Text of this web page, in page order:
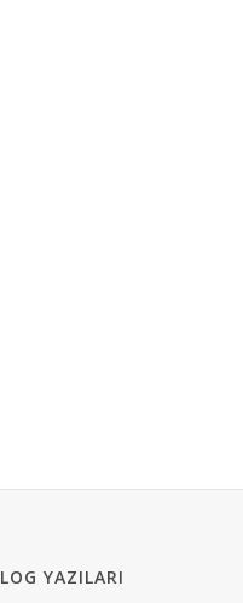
YAZILARI